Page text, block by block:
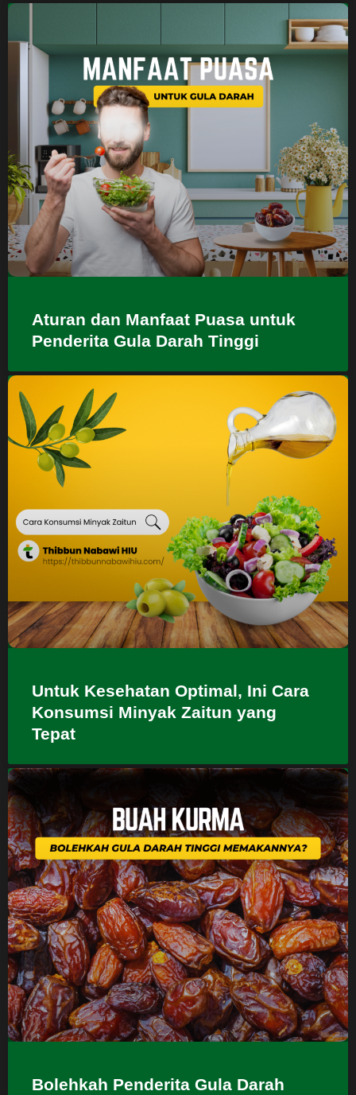
Aturan dan Manfaat Puasa untuk
Penderita Gula Darah Tinggi
Untuk Kesehatan Optimal, Ini Cara
Konsumsi Minyak Zaitun yang
Tepat
Bolehkah Penderita Gula Darah